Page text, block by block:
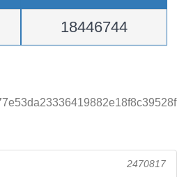
18446744
2470817